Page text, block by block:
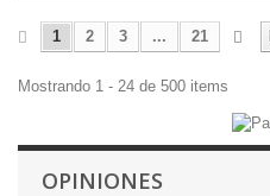
1 2 3 ... 21
Mostrando 1 - 24 de 500 items
OPINIONES